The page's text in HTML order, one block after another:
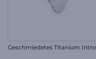
Geschmiedetes Titanium Intro